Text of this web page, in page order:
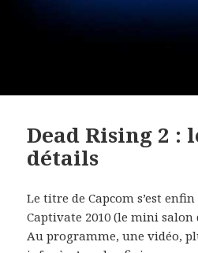
Dead Rising 2 :
détails
Le titre de Capcom s’est
Captivate 2010 (le mini salon
Au programme, une vidéo,